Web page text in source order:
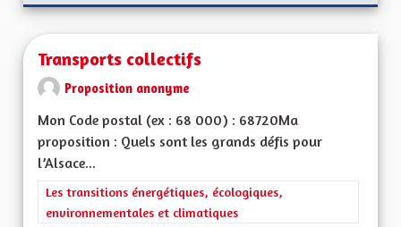
Transports collectifs
Proposition anonyme
Mon Code postal (ex : 68 000) : 68720Ma
proposition : Quels sont les grands défis pour
l’Alsace...
Filtrer les résultats de la catégorie : Les transitions
Les transitions énergétiques, écologiques,
environnementales et climatiques